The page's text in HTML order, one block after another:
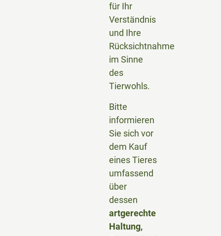
für Ihr
Verständnis
und Ihre
Rücksichtnahme
im Sinne
des
Tierwohls.
Bitte
informieren
Sie sich vor
dem Kauf
eines Tieres
umfassend
über
dessen
artgerechte
Haltung,